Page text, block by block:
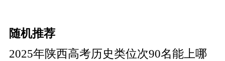
随机推荐
2025年陕西高考历史类位次90名能上哪